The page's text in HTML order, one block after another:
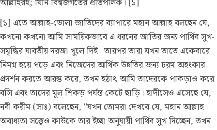
[১] এতে আল্লাহ-ভোলা জাতিদের ব্যাপারে মহান আল্লাহ বলছেন যে,
কখনো কখনো আমি সাময়িকভাবে এ ধরনের জাতির জন্য পার্থিব সুখ-
সমৃদ্ধির যাবতীয় দরজা খুলে দিই। তারপর তারা যখন তাতে একেবারে
নিমগ্ন হয়ে পড়ে এবং নিজেদের আর্থিক উন্নতির জন্য চরম অহংকার
প্রদর্শন করতে আরম্ভ করে, তখন হঠাৎ আমি তাদেরকে পাকড়াও করে
বসি এবং তাদের মূল শিকড় পর্যন্ত কেটে ছাড়ি। হাদীসেও এসেছে যে,
নবী করীম (সাঃ) বলেছেন, "যখন তোমরা দেখবে যে, মহান আল্লাহ
অবাধ্যতা সত্ত্বেও কাউকে তার ইচ্ছা অনুযায়ী পার্থিব সুখ দিচ্ছেন, তখন